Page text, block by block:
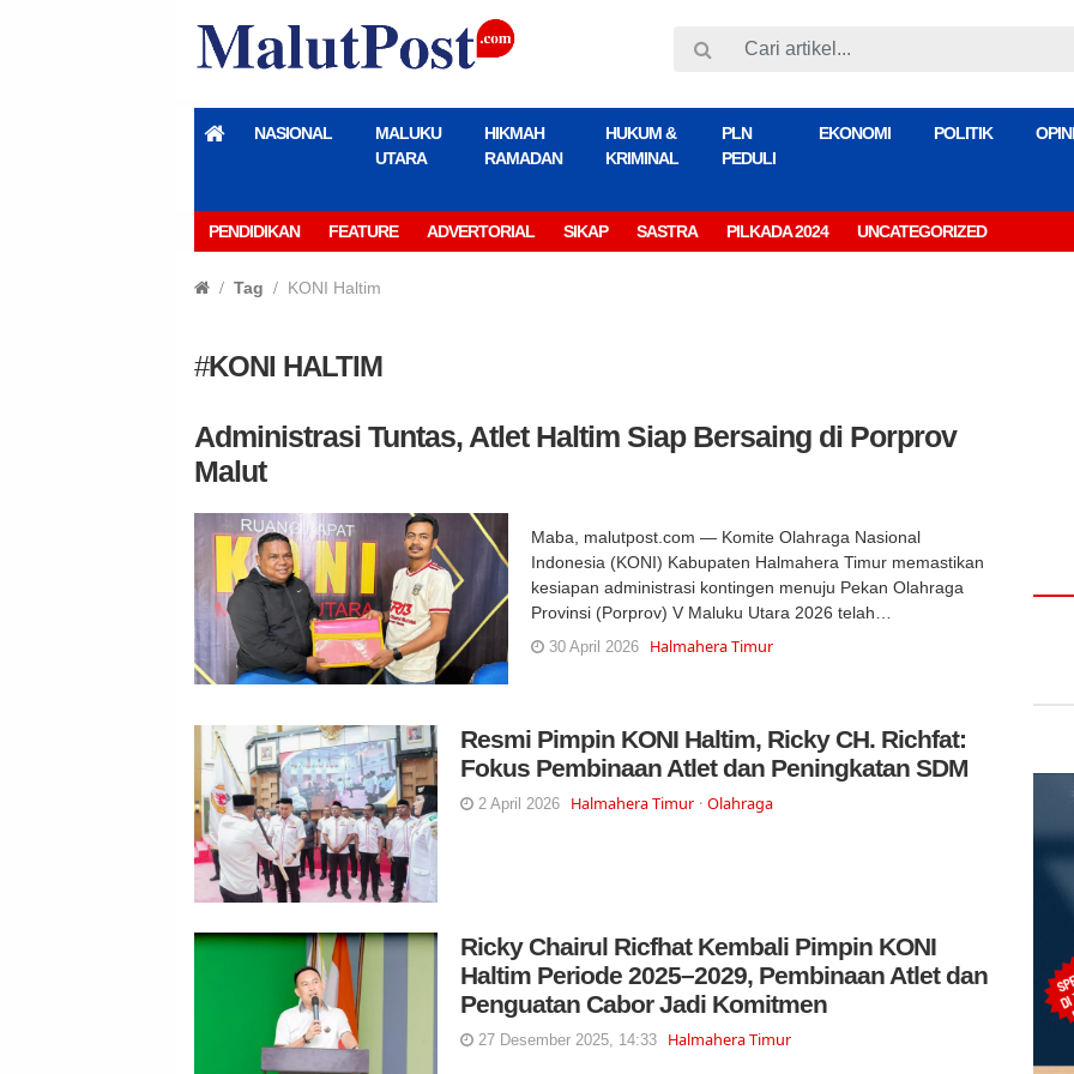
NASIONAL
MALUKU
UTARA
HIKMAH
RAMADAN
HUKUM &
KRIMINAL
PLN
PEDULI
EKONOMI POLITIK OPINI
PENDIDIKAN FEATURE ADVERTORIAL SIKAP SASTRA PILKADA 2024 UNCATEGORIZED
Tag KONI Haltim
#KONI HALTIM
Administrasi Tuntas, Atlet Haltim Siap Bersaing di Porprov
Malut
Maba, malutpost.com — Komite Olahraga Nasional
Indonesia (KONI) Kabupaten Halmahera Timur memastikan
kesiapan administrasi kontingen menuju Pekan Olahraga
Provinsi (Porprov) V Maluku Utara 2026 telah…
30 April 2026 Halmahera Timur
Resmi Pimpin KONI Haltim, Ricky CH. Richfat:
Fokus Pembinaan Atlet dan Peningkatan SDM
2 April 2026 Halmahera Timur Olahraga
Ricky Chairul Ricfhat Kembali Pimpin KONI
Haltim Periode 2025–2029, Pembinaan Atlet dan
Penguatan Cabor Jadi Komitmen
27 Desember 2025, 14:33 Halmahera Timur